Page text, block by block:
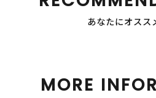
あなたにオスス
MORE